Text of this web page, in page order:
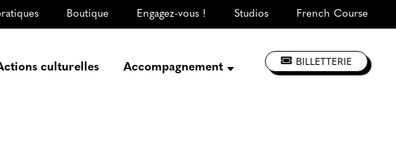
Boutique Engagez-vous ! Studios French Course
culturelles Accompagnement BILLETTERIE